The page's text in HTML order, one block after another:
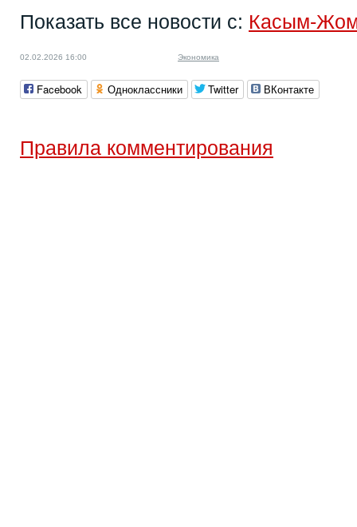
Показать все новости с: Касым-
02.02.2026 16:00 Экономика
Facebook Одноклассники Twitter ВКонтакте
Правила комментирования